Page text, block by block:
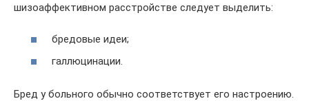
шизоаффективном расстройстве следует выделить:
бредовые идеи;
галлюцинации.
Бред у больного обычно соответствует его настроению.